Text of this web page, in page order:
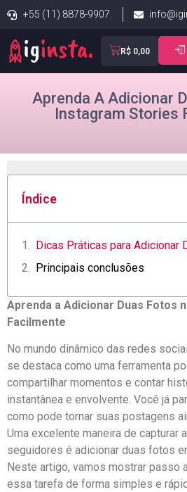
+55 (11) 8878-9907.
R$ 0,00
Aprenda A Adicionar
Instagram Stories
Índice
Principais conclusões
Aprenda a ⁢Adicionar‌ Duas Fotos
Facilmente
No mundo dinâmico das redes
se⁢ destaca como uma⁢ ferramenta
compartilhar momentos e contar‍
instantânea e envolvente. Você ⁢já⁣
como ⁤pode tornar suas ‍postagens⁤
Uma excelente maneira ⁢de capturar
seguidores é adicionar⁣ duas ​fotos
Neste artigo, vamos mostrar passo
essa tarefa de ⁤forma⁢ simples ⁤e